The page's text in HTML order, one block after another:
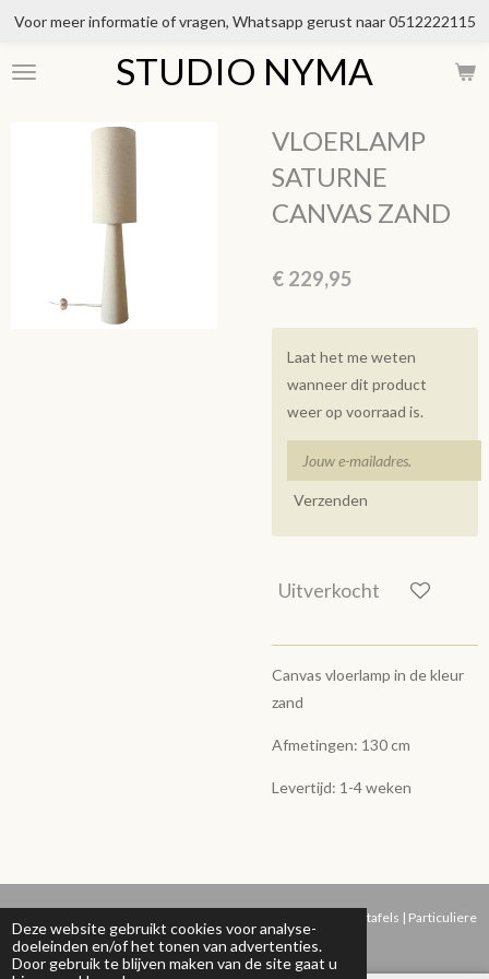
Deze website gebruikt cookies voor analyse-
doeleinden en/of het tonen van advertenties.
Door gebruik te blijven maken van de site gaat u
Ga
naar
hoofdinhoud
STUDIO NYMA
Voor meer informatie of vragen, Whatsapp gerust naar 0512222115
VLOERLAMP
SATURNE
CANVAS ZAND
€ 229,95
Laat het me weten
wanneer dit product
weer op voorraad is.
Verzenden
Uitverkocht
Canvas vloerlamp in de kleur
zand
Afmetingen: 130 cm
Levertijd: 1-4 weken
© 2022 - 2026 STUDIO NYMA | Op maat gemaakte Beton ciré tafels | Particuliere
en B2B leveringen | Webshop |